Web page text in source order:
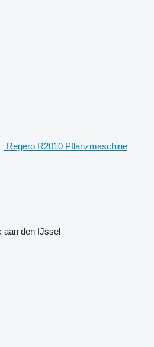
Regero R2010 Pflanzmaschine
aan den IJssel